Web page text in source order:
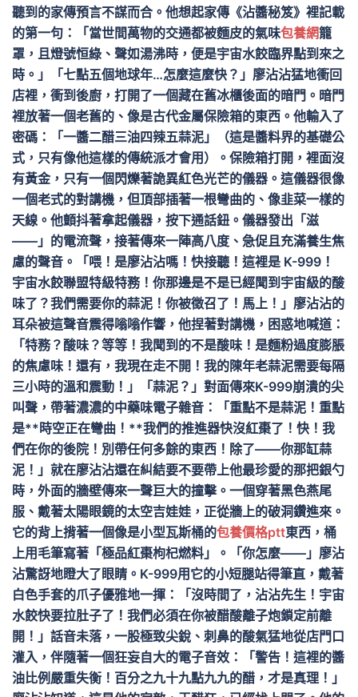
聽到的家傳預言不謀而合。他想起家傳《沾醬秘笈》裡記載
的第一句：「當世間萬物的交通都被麵皮的氣味包養網籠
罩，且燈號恒綠、聲如湯沸時，便是宇宙水餃臨界點到來之
時。」「七點五個地球年…怎麼這麼快？」廖沾沾猛地衝回
店裡，衝到後廚，打開了一個藏在舊冰櫃後面的暗門。暗門
裡放著一個老舊的、像是古代金屬保險箱的東西。他輸入了
密碼：「一醬二醋三油四辣五蒜泥」（這是醬料界的基礎公
式，只有像他這樣的傳統派才會用）。保險箱打開，裡面沒
有黃金，只有一個閃爍著詭異紅色光芒的儀器。這儀器很像
一個老式的對講機，但頂部插著一根彎曲的、像韭菜一樣的
天線。他顫抖著拿起儀器，按下通話鈕。儀器發出「滋
——」的電流聲，接著傳來一陣高八度、急促且充滿養生焦
慮的聲音。「喂！是廖沾沾嗎！快接聽！這裡是 K-999！
宇宙水餃聯盟特級特務！你那邊是不是已經聞到宇宙級的酸
味了？我們需要你的蒜泥！你被徵召了！馬上！」廖沾沾的
耳朵被這聲音震得嗡嗡作響，他捏著對講機，困惑地喊道：
「特務？酸味？等等！我聞到的不是酸味！是麵粉過度膨脹
的焦慮味！還有，我現在走不開！我的陳年老蒜泥需要每隔
三小時的溫和震動！」「蒜泥？」對面傳來K-999崩潰的尖
叫聲，帶著濃濃的中藥味電子雜音：「重點不是蒜泥！重點
是**時空正在彎曲！**我們的推進器快沒紅棗了！快！我
們在你的後院！別帶任何多餘的東西！除了——你那缸蒜
泥！」就在廖沾沾還在糾結要不要帶上他最珍愛的那把銀勺
時，外面的牆壁傳來一聲巨大的撞擊。一個穿著黑色燕尾
服、戴著太陽眼鏡的太空吉娃娃，正從牆上的破洞鑽進來。
它的背上揹著一個像是小型瓦斯桶的包養價格ptt東西，桶
上用毛筆寫著「極品紅棗枸杞燃料」。「你怎麼——」廖沾
沾驚訝地瞪大了眼睛。K-999用它的小短腿站得筆直，戴著
白色手套的爪子優雅地一揮：「沒時間了，沾沾先生！宇宙
水餃快要拉肚子了！我們必須在你被醋酸離子炮鎖定前離
開！」話音未落，一股極致尖銳、刺鼻的酸氣猛地從店門口
灌入，伴隨著一個狂妄自大的電子音效：「警告！這裡的醬
油比例嚴重失衡！百分之九十九點九九的醋，才是真理！」